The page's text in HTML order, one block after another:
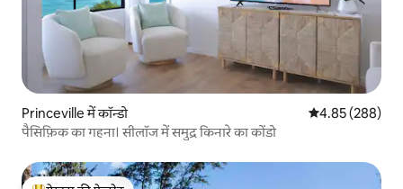
Princeville में कॉन्डो औसत रेटिंग 5 में से
4.85 (288)
पैसिफ़िक का गहना। सीलॉज में समुद्र किनारे का कोंडो